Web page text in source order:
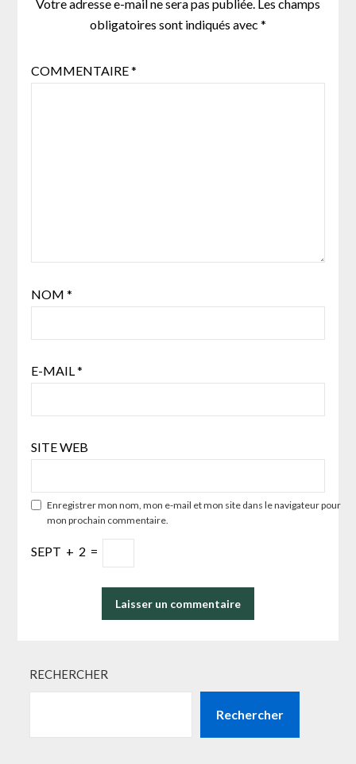
Votre adresse e-mail ne sera pas publiée. Les champs
obligatoires sont indiqués avec *
COMMENTAIRE*
NOM *
E-MAIL*
SITE WEB
Enregistrer mon nom, mon e-mail et mon site dans le navigateur pour
mon prochain commentaire.
SEPT + 2 =
RECHERCHER
Rechercher